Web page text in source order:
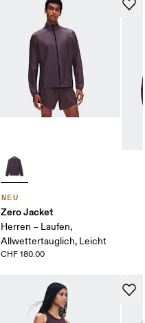
NEU
Zero Jacket
Herren – Laufen,
Allwettertauglich, Leicht
CHF 180.00